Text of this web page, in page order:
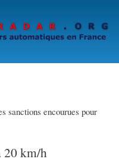
sanctions encourues pour
20 km/h